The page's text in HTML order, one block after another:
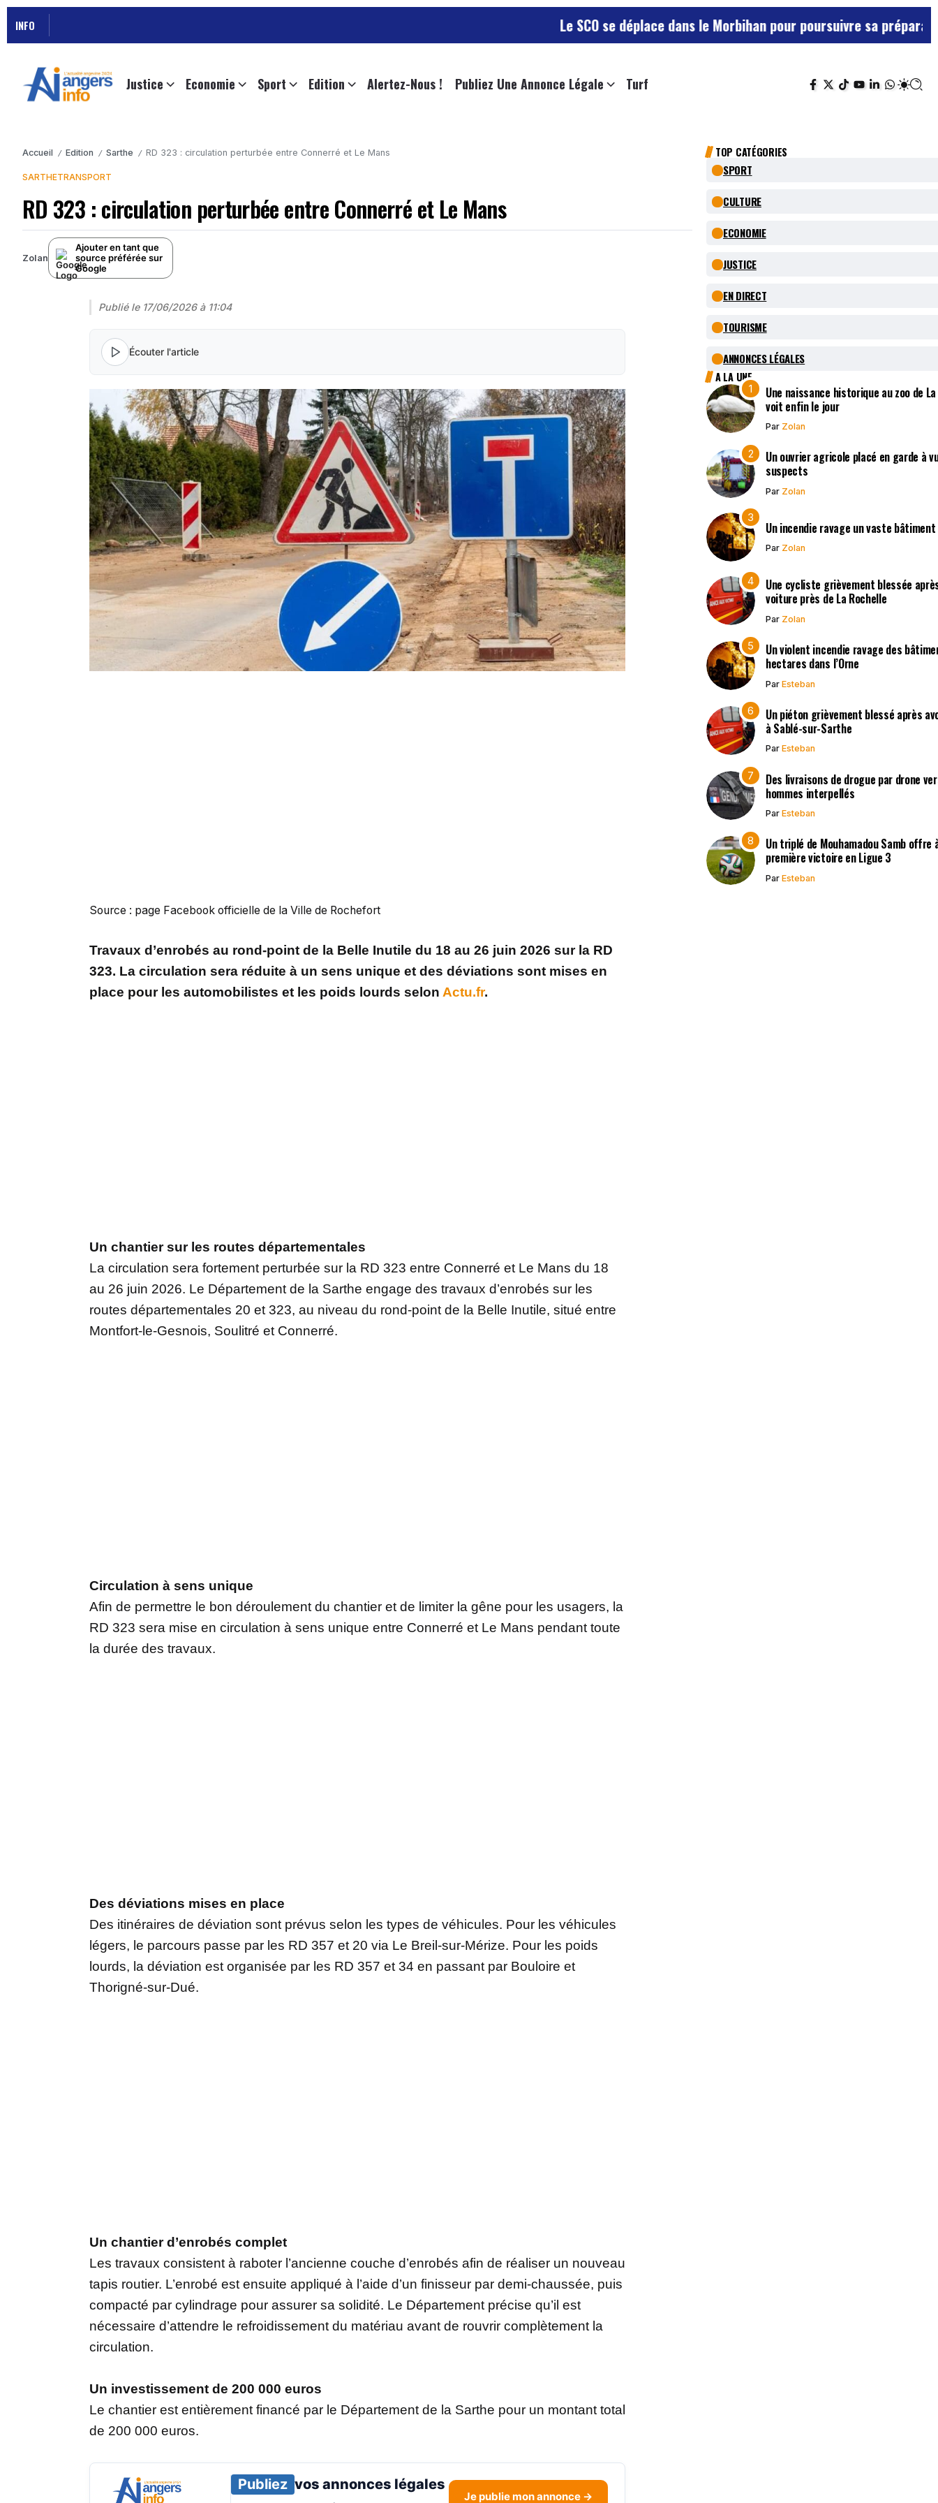
INFO Le SCO se déplace dans le Morbihan pour poursuivre sa préparation face
Justice Economie Sport Edition Alertez-Nous ! Publiez Une Annonce Légale Turf
Accueil / Edition / Sarthe / RD 323 : circulation perturbée entre Connerré et Le Mans
SARTHETRANSPORT
RD 323 : circulation perturbée entre Connerré et Le Mans
Zolan
Ajouter en tant que
source préférée sur
Google
Publié le 17/06/2026 à 11:04
Écouter l'article
Source : page Facebook officielle de la Ville de Rochefort
Travaux d’enrobés au rond-point de la Belle Inutile du 18 au 26 juin 2026 sur la RD
323. La circulation sera réduite à un sens unique et des déviations sont mises en
place pour les automobilistes et les poids lourds selon Actu.fr.
Un chantier sur les routes départementales
La circulation sera fortement perturbée sur la RD 323 entre Connerré et Le Mans du 18
au 26 juin 2026. Le Département de la Sarthe engage des travaux d’enrobés sur les
routes départementales 20 et 323, au niveau du rond-point de la Belle Inutile, situé entre
Montfort-le-Gesnois, Soulitré et Connerré.
Circulation à sens unique
Afin de permettre le bon déroulement du chantier et de limiter la gêne pour les usagers, la
RD 323 sera mise en circulation à sens unique entre Connerré et Le Mans pendant toute
la durée des travaux.
Des déviations mises en place
Des itinéraires de déviation sont prévus selon les types de véhicules. Pour les véhicules
légers, le parcours passe par les RD 357 et 20 via Le Breil-sur-Mérize. Pour les poids
lourds, la déviation est organisée par les RD 357 et 34 en passant par Bouloire et
Thorigné-sur-Dué.
Un chantier d’enrobés complet
Les travaux consistent à raboter l’ancienne couche d’enrobés afin de réaliser un nouveau
tapis routier. L’enrobé est ensuite appliqué à l’aide d’un finisseur par demi-chaussée, puis
compacté par cylindrage pour assurer sa solidité. Le Département précise qu’il est
nécessaire d’attendre le refroidissement du matériau avant de rouvrir complètement la
circulation.
Un investissement de 200 000 euros
Le chantier est entièrement financé par le Département de la Sarthe pour un montant total
de 200 000 euros.
Publiez vos annonces légales
Je publie mon annonce →
TOP CATÉGORIES
SPORT
CULTURE
ECONOMIE
JUSTICE
EN DIRECT
TOURISME
ANNONCES LÉGALES
A LA UNE
Une naissance historique au zoo de
voit enfin le jour
Par Zolan
Un ouvrier agricole placé en garde à
suspects
Par Zolan
Un incendie ravage un vaste
Par Zolan
Une cycliste grièvement blessée
voiture près de La Rochelle
Par Zolan
Un violent incendie ravage des
hectares dans l’Orne
Par Esteban
Un piéton grièvement blessé après
à Sablé-sur-Sarthe
Par Esteban
Des livraisons de drogue par drone
hommes interpellés
Par Esteban
Un triplé de Mouhamadou Samb offre
première victoire en Ligue 3
Par Esteban